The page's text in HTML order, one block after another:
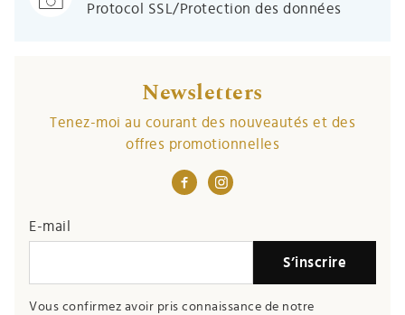
Protocol SSL/Protection des données
Newsletters
Tenez-moi au courant des nouveautés et des
offres promotionnelles
E-mail
S’inscrire
Vous confirmez avoir pris connaissance de notre